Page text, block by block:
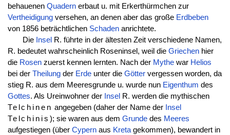
behauenen Quadernerbaut u. mit Erkerthürmchen zur
Vertheidigungversehen, an denen aber das große Erdbeben
von 1856 beträchtlichen Schadenanrichtete.
Die Insel R. führte in der ältesten Zeit verschiedene Namen,
R. bedeutet wahrscheinlich Roseninsel, weil die Griechenhier
die Rosenzuerst kennen lernten. Nach der Mythewar Helios
bei der Theilungder Erdeunter die Göttervergessen worden, da
stieg R. aus dem Meeresgrunde u. wurde nun Eigenthum des
Gottes. Als Ureinwohner der Insel R. werden die mythischen
Telchinen angegeben (daher der Name der Insel
Telchinis); sie waren aus demGrunde des Meeres
aufgestiegen (über Cypernaus Kretagekommen), bewandert in